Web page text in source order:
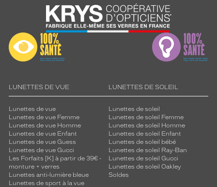
LUNETTES DE VUE
Lunettes de vue
Lunettes de vue Femme
Lunettes de vue Homme
Lunettes de vue Enfant
Lunettes de vue Guess
Lunettes de vue Gucci
Les Forfaits [K] à partir de 39€ -
monture + verres
Lunettes anti-lumière bleue
Lunettes de sport à la vue
LUNETTES DE SOLEIL
Lunettes de soleil
Lunettes de soleil Femme
Lunettes de soleil Homme
Lunettes de soleil Enfant
Lunettes de soleil bébé
Lunettes de soleil Ray-Ban
Lunettes de soleil Gucci
Lunettes de soleil Oakley
Soldes